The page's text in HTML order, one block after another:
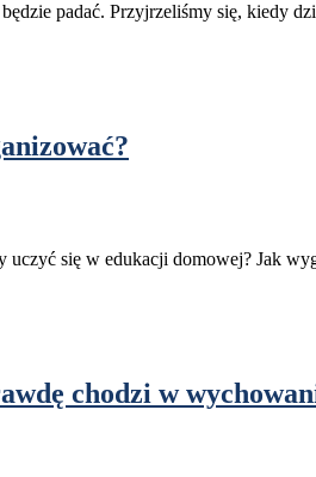
padać. Przyjrzeliśmy się, kiedy
uczyć się w edukacji domowej? Jak
chodzi w